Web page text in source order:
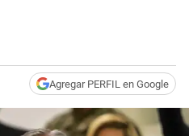
Agregar PERFIL en Google